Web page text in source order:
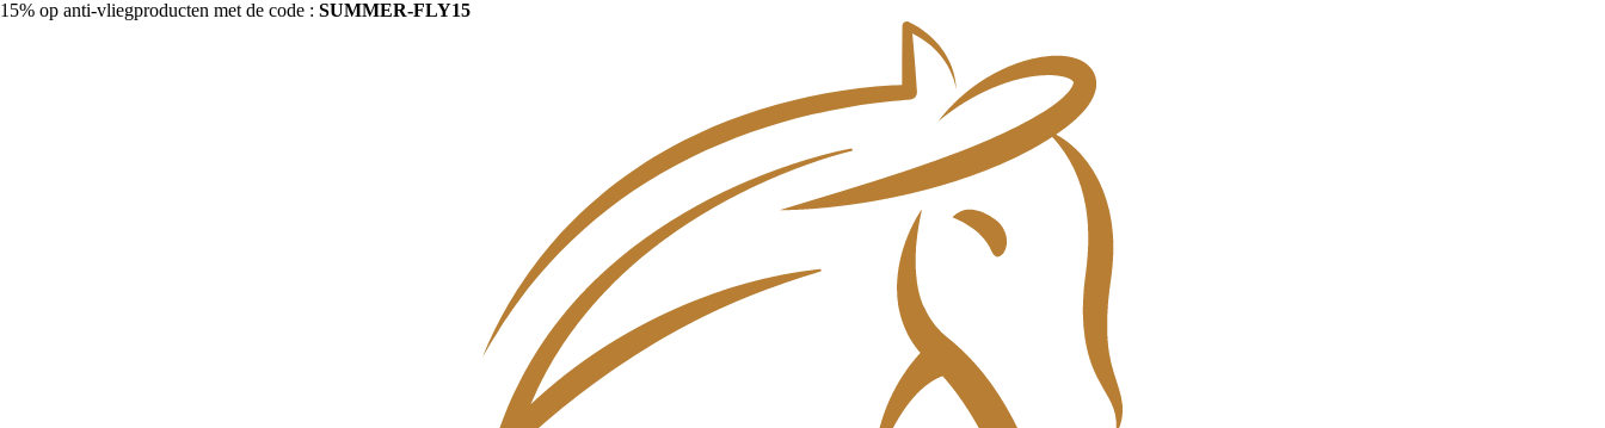
15% op anti-vliegproducten met de code : SUMMER-FLY15